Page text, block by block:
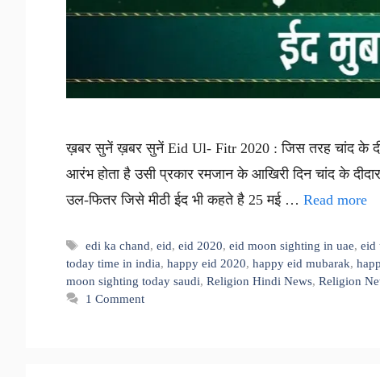
ख़बर सुनें ख़बर सुनें Eid Ul- Fitr 2020 : जिस तरह चांद के
आरंभ होता है उसी प्रकार रमजान के आखिरी दिन चांद के
उल-फितर जिसे मीठी ईद भी कहते है 25 मई … Read more
Tags
edi ka chand,eid,eid 2020,eid moon sighting in uae,eid
today time in india, happy eid 2020, happy eid mubarak,
moon sighting today saudi, Religion Hindi News, Religion
1 Comment